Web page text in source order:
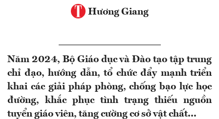
Hương Giang
Năm 2024, Bộ Giáo dục và Đào tạo tập trung
chỉ đạo, hướng dẫn, tổ chức đẩy mạnh triển
khai các giải pháp phòng, chống bạo lực học
đường, khắc phục tình trạng thiếu nguồn
tuyển giáo viên, tăng cường cơ sở vật chất...